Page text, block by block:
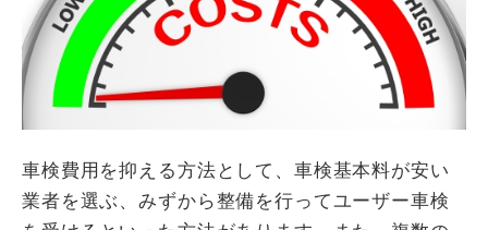
車検費用を抑える方法として、車検基本料が安い
業者を選ぶ、みずから整備を行ってユーザー車検